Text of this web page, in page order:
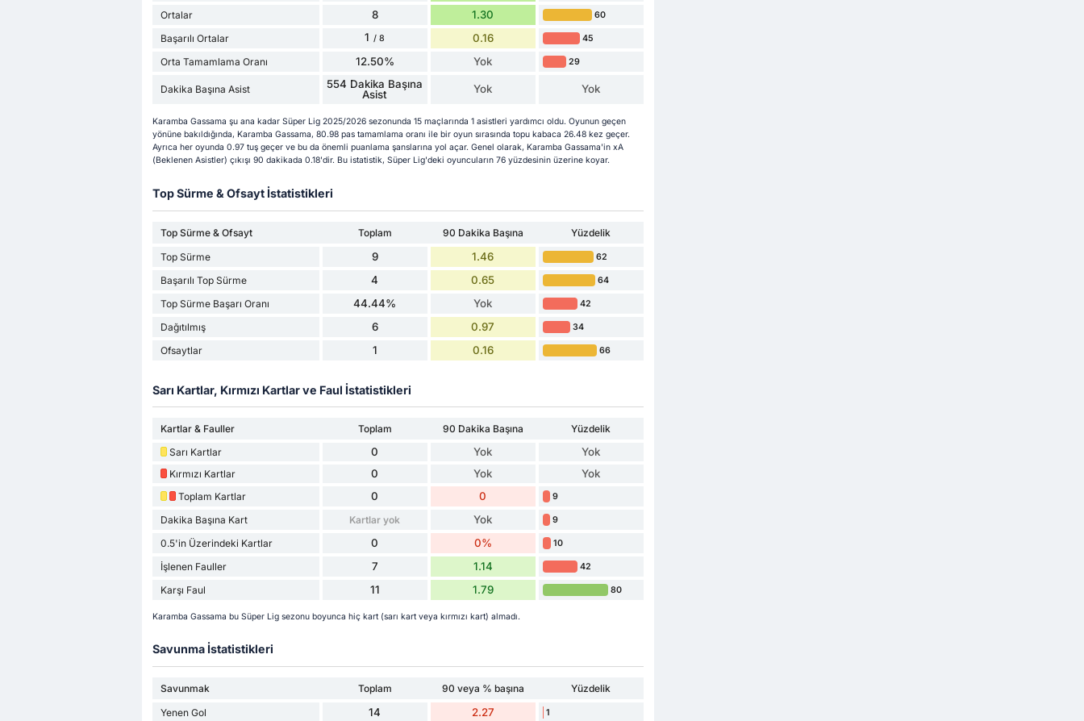
Ortalar 8 1.30 60
Başarılı Ortalar 1 / 8 0.16 45
Orta Tamamlama Oranı 12.50% Yok 29
Dakika Başına Asist
554 Dakika Başına
Asist
Yok Yok
Karamba Gassama şu ana kadar Süper Lig 2025/2026 sezonunda 15 maçlarında 1 asistleri yardımcı oldu. Oyunun geçen
yönüne bakıldığında, Karamba Gassama, 80.98 pas tamamlama oranı ile bir oyun sırasında topu kabaca 26.48 kez geçer.
Ayrıca her oyunda 0.97 tuş geçer ve bu da önemli puanlama şanslarına yol açar. Genel olarak, Karamba Gassama'in xA
(Beklenen Asistler) çıkışı 90 dakikada 0.18'dir. Bu istatistik, Süper Lig'deki oyuncuların 76 yüzdesinin üzerine koyar.
Top Sürme & Ofsayt İstatistikleri
Top Sürme & Ofsayt Toplam 90 Dakika Başına
Yüzdelik
Top Sürme
9 1.46 62
Başarılı Top Sürme 4 0.65 64
Top Sürme Başarı Oranı 44.44% Yok 42
Dağıtılmış 6 0.97 34
Ofsaytlar 1 0.16 66
Sarı Kartlar, Kırmızı Kartlar ve Faul İstatistikleri
Kartlar & Fauller Toplam 90 Dakika Başına
Yüzdelik
Sarı Kartlar
0 Yok Yok
Kırmızı Kartlar 0 Yok Yok
Toplam Kartlar 0 0 9
Dakika Başına Kart Kartlar yok Yok 9
0.5'in Üzerindeki Kartlar 0 0% 10
İşlenen Fauller 7 1.14 42
Karşı Faul 11 1.79 80
Karamba Gassama bu Süper Lig sezonu boyunca hiç kart (sarı kart veya kırmızı kart) almadı.
Savunma İstatistikleri
Savunmak Toplam 90 veya % başına
Yüzdelik
Yenen Gol
14 2.27 1